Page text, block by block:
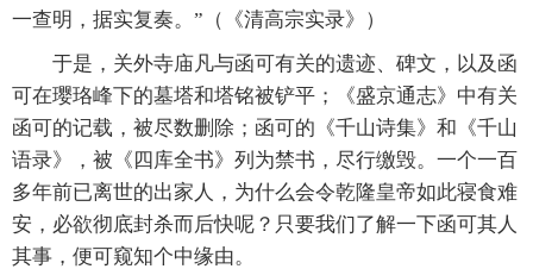
一查明，据实复奏。”（《清高宗实录》）
于是，关外寺庙凡与函可有关的遗迹、碑文，以及函
可在璎珞峰下的墓塔和塔铭被铲平；《盛京通志》中有关
函可的记载，被尽数删除；函可的《千山诗集》和《千山
语录》，被《四库全书》列为禁书，尽行缴毁。一个一百
多年前已离世的出家人，为什么会令乾隆皇帝如此寝食难
安，必欲彻底封杀而后快呢？只要我们了解一下函可其人
其事，便可窥知个中缘由。